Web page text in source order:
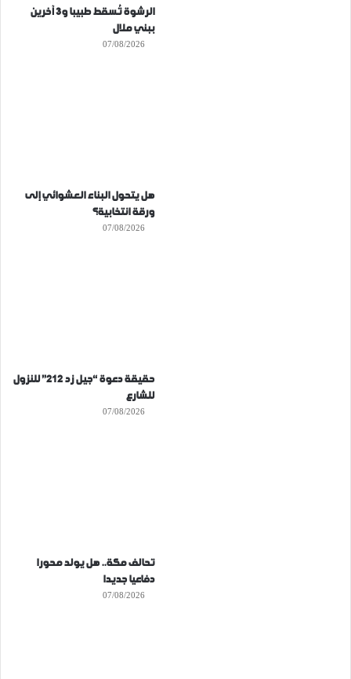
الرشوة تُسقط طبيبا و3 آخرين
ببني ملال
07/08/2026
هل يتحول البناء العشوائي إلى
ورقة انتخابية؟
07/08/2026
حقيقة دعوة “جيل زد 212” للنزول
للشارع
07/08/2026
تحالف مكة.. هل يولد محورا
دفاعيا جديدا
07/08/2026